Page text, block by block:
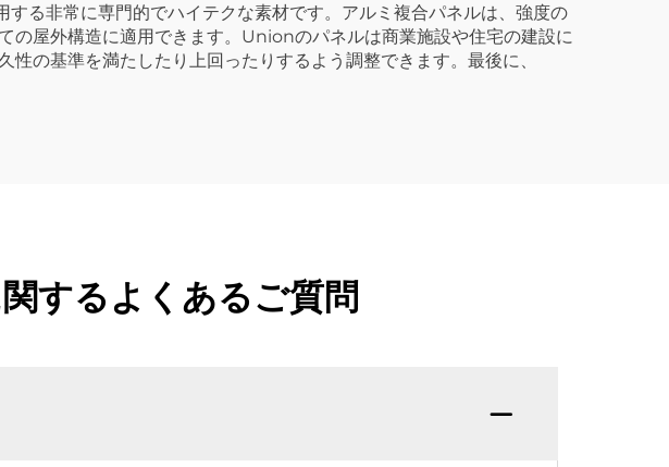
る非常に専門的でハイテクな素材です。アルミ複合パネルは、強度の
の屋外構造に適用できます。Unionのパネルは商業施設や住宅の建設に
の基準を満たしたり上回ったりするよう調整できます。最後に、
するよくあるご質問